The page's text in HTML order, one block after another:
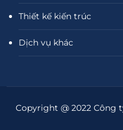
Thiết kế kiến trúc
Dịch vụ khác
Copyright @ 2022 Công